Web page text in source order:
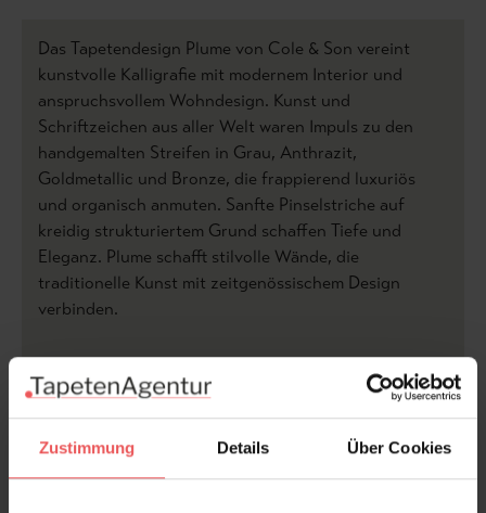
Zustimmung Details Über Cookies
Das Tapetendesign Plume von Cole & Son vereint
kunstvolle Kalligrafie mit modernem Interior und
anspruchsvollem Wohndesign. Kunst und
Schriftzeichen aus aller Welt waren Impuls zu den
handgemalten Streifen in Grau, Anthrazit,
Goldmetallic und Bronze, die frappierend luxuriös
und organisch anmuten. Sanfte Pinselstriche auf
kreidig strukturiertem Grund schaffen Tiefe und
Eleganz. Plume schafft stilvolle Wände, die
traditionelle Kunst mit zeitgenössischem Design
verbinden.
Produktdetails
Versand & Zahlung